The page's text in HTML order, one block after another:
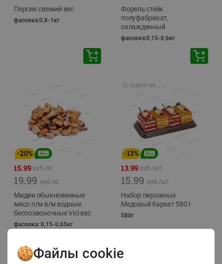
Персик свежий вес
фасовка:0,8-1кг
Форель стейк
полуфабрикат,
охлажденный
фасовка:0,15-0,6кг
-20%
15.99 руб./кг
19.99 руб./кг
Мидии обыкновенные
мясо п/м в/м водные
беспозвоночные Vici вес
фасовка: 0,15-0,65кг
🕘 12:00-21:00
-13%
13.99 руб./шт
15.99 руб./шт
Набор пирожных
Медовый бархат 580 г
580г
Файлы cookie